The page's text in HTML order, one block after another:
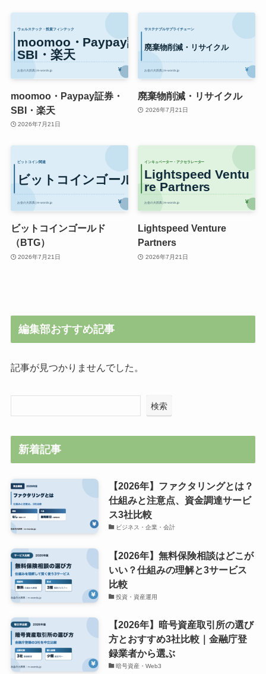
moomoo・Paypay証券・
SBI・楽天
2026年7月21日
廃棄物削減・リサイクル
2026年7月21日
ビットコインゴールド
（BTG）
2026年7月21日
Lightspeed Venture
Partners
2026年7月21日
編集部おすすめ記事
記事が見つかりませんでした。
検索
新着記事
【2026年】ファクタリングとは？
仕組みと注意点、資金調達サービ
ス3社比較
ビジネス・企業・会計
【2026年】無料保険相談はどこが
いい？仕組みの理解と3サービス
比較
投資・資産運用
【2026年】暗号資産取引所の選び
方とおすすめ3社比較｜金融庁登
録業者から選ぶ
暗号資産・Web3